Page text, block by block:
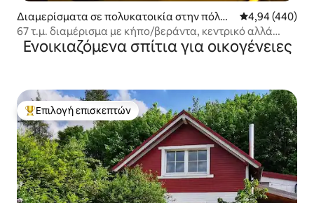
Διαμερίσματα σε πολυκατοικία στην πόλη
Erfurt
Μέση
4,94 (440)
67 τ.μ. διαμέρισμα με κήπο/βεράντα, κεντρικό αλλά
ήσυχο
Ενοικιαζόμενα σπίτια για οικογένειες
Κορυφαία επιλογή επισκεπτών
Επιλογή επισκεπτών